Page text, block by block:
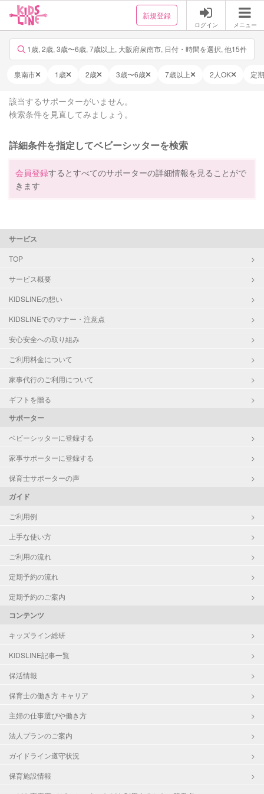
新規登録
ログイン メニュー
1歳, 2歳, 3歳〜6歳, 7歳以上, 大阪府泉南市, 日付・時間を選択, 他15件
泉南市 1歳 2歳 3歳〜6歳 7歳以上 2人OK 定
該当するサポーターがいません。
検索条件を見直してみましょう。
詳細条件を指定してベビーシッターを検索
会員登録するとすべてのサポーターの詳細情報を見ることがで
きます
サービス
TOP
サービス概要
KIDSLINEの想い
KIDSLINEでのマナー・注意点
安心安全への取り組み
ご利用料金について
家事代行のご利用について
ギフトを贈る
サポーター
ベビーシッターに登録する
家事サポーターに登録する
保育士サポーターの声
ガイド
ご利用例
上手な使い方
ご利用の流れ
定期予約の流れ
定期予約のご案内
コンテンツ
キッズライン総研
KIDSLINE記事一覧
保活情報
保育士の働き方 キャリア
主婦の仕事選びや働き方
法人プランのご案内
ガイドライン遵守状況
保育施設情報